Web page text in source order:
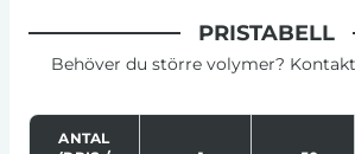
PRISTABELL
Behöver du större volymer?
ANTAL